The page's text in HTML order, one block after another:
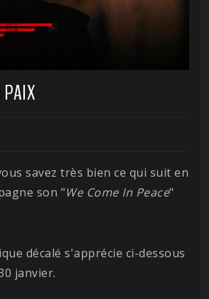
savez très bien ce qui suit en
son "We Come In Peace"
décalé s'apprécie ci-dessous
janvier.